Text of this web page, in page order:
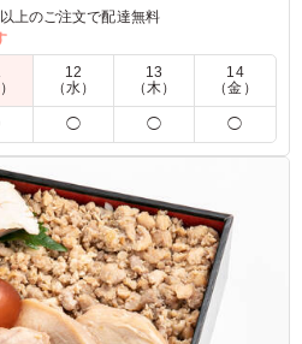
チキン南蛮を同時にお楽しみ下
ン南蛮にはタイ産のブロイラーを
塚だま玉子焼きが他の副菜になる
るお弁当のため、こちらのお弁
パもよく注文しやすい価格帯か
問題なく満足できると思いま
以上のご注文で配達無料
12
（水）
13
（木）
14
（金）
◯ ◯ ◯